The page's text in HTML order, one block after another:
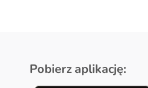
Pobierz aplikację: